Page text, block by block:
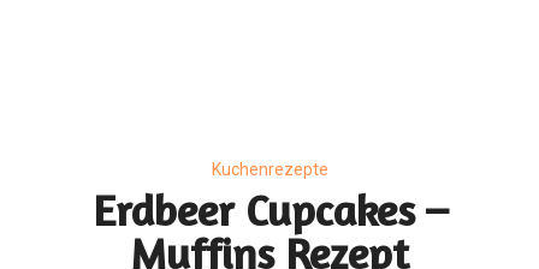
Kuchenrezepte
Erdbeer Cupcakes –
Muffins Rezept